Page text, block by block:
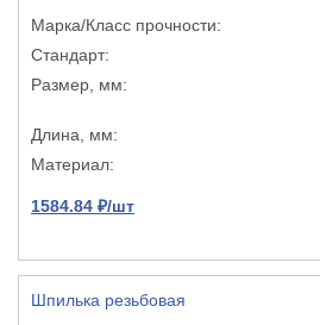
1584.84 ₽/шт
Шпилька резьбовая